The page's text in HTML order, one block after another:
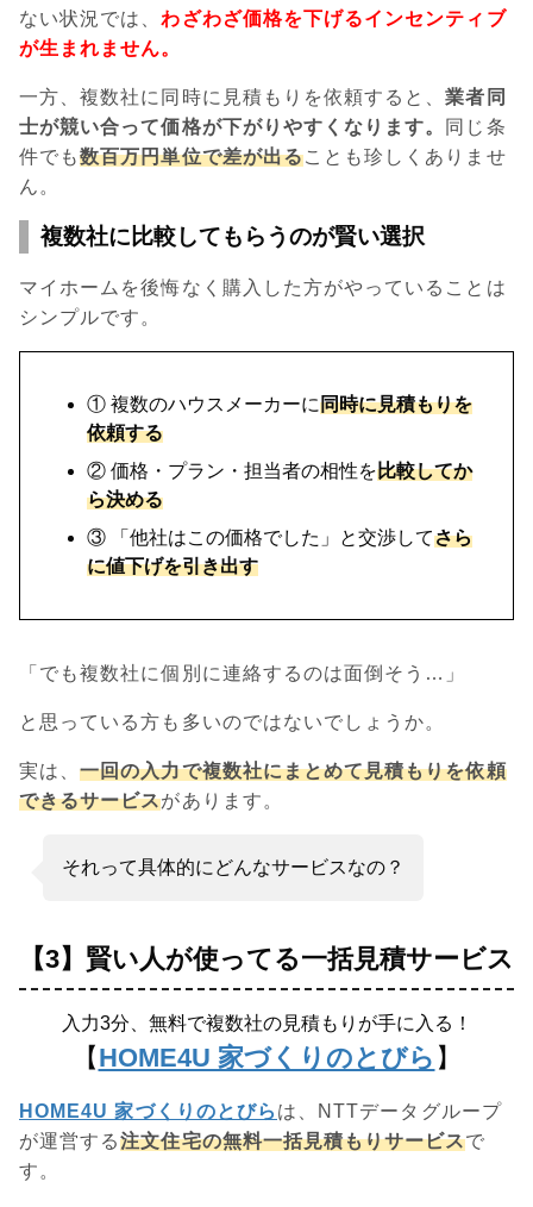
ない状況では、わざわざ価格を下げるインセンティブ
が生まれません。
一方、複数社に同時に見積もりを依頼すると、業者同
士が競い合って価格が下がりやすくなります。 同じ条
件でも数百万円単位で差が出ることも珍しくありませ
ん。
複数社に比較してもらうのが賢い選択
マイホームを後悔なく購入した方がやっていることは
シンプルです。
① 複数のハウスメーカーに同時に見積もりを
依頼する
② 価格・プラン・担当者の相性を比較してか
ら決める
③ 「他社はこの価格でした」と交渉してさら
に値下げを引き出す
「でも複数社に個別に連絡するのは面倒そう…」
と思っている方も多いのではないでしょうか。
実は、一回の入力で複数社にまとめて見積もりを依頼
できるサービスがあります。
それって具体的にどんなサービスなの？
【3】賢い人が使ってる一括見積サービス
入力3分、無料で複数社の見積もりが手に入る！
【HOME4U 家づくりのとびら 】
HOME4U 家づくりのとびら は、NTTデータグループ
が運営する注文住宅の無料一括見積もりサービスで
す。